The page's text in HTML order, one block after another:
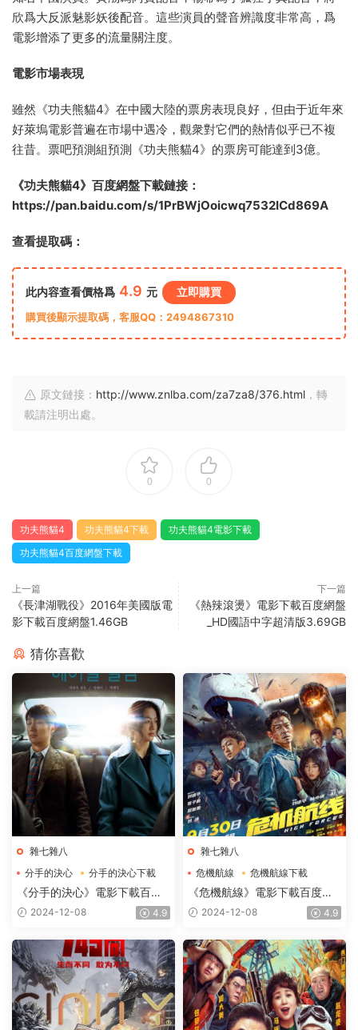
欣爲大反派魅影妖後配音。這些演員的聲音辨識度非常高，爲
電影增添了更多的流量關注度。
電影市場表現
雖然《功夫熊貓4》在中國大陸的票房表現良好，但由于近年來
好萊塢電影普遍在市場中遇冷，觀衆對它們的熱情似乎已不複
往昔。票吧預測組預測《功夫熊貓4》的票房可能達到3億。
《功夫熊貓4》百度網盤下載鏈接：
https://pan.baidu.com/s/1PrBWjOoicwq7532ICd869A
查看提取碼：
此内容查看價格爲 4.9 元 立即購買
購買後顯示提取碼，客服QQ：2494867310
原文鏈接： http://www.znlba.com/za7za8/376.html ，轉
載請注明出處。
0 0
功夫熊貓4 功夫熊貓4下載
功夫熊貓4電影下載
功夫熊貓4百度網盤下載
上一篇
《長津湖戰役》2016年美國版電
影下載百度網盤1.46GB
下一篇
《熱辣滾燙》電影下載百度網盤
_HD國語中字超清版3.69GB
猜你喜歡
雜七雜八
分手的決心
分手的決心下載
分手的決心電影下載
《分手的決心》電影下載百度
網盤2022_BD韓語中字2GB
2024-12-08 4.9
雜七雜八
危機航線
危機航線下載
危機航線電影下載
《危機航線》電影下載百度網
盤2024_HD國語中英雙字
2024-12-08 4.9